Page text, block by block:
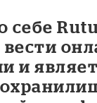
себе
вести
и